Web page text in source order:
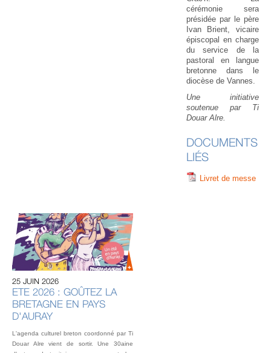
cérémonie sera
présidée par le père
Ivan Brient, vicaire
épiscopal en charge
du service de la
pastoral en langue
bretonne dans le
diocèse de Vannes.
Une initiative
soutenue par Ti
Douar Alre.
DOCUMENTS
LIÉS
Livret de messe
25 JUIN 2026
ETE 2026 : GOÛTEZ LA
BRETAGNE EN PAYS
D'AURAY
L'agenda culturel breton coordonné par Ti
Douar Alre vient de sortir. Une 30aine